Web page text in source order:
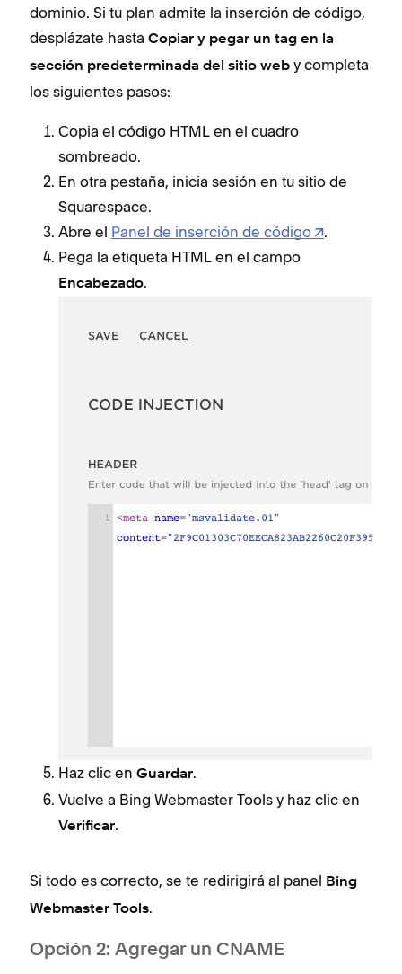
dominio. Si tu plan admite la inserción de código,
desplázate hasta Copiar y pegar un tag en la
sección predeterminada del sitio web y completa
los siguientes pasos:
Copia el código HTML en el cuadro
sombreado.
En otra pestaña, inicia sesión en tu sitio de
Squarespace.
Abre el Panel de inserción de código
.
Pega la etiqueta HTML en el campo
Encabezado.
Haz clic en Guardar.
Vuelve a Bing Webmaster Tools y haz clic en
Verificar.
Si todo es correcto, se te redirigirá al panel Bing
Webmaster Tools.
Opción 2: Agregar un CNAME